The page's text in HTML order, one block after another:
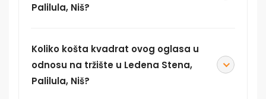
Palilula, Niš?
Koliko košta kvadrat ovog oglasa u
odnosu na tržište u Ledena Stena,
Palilula, Niš?